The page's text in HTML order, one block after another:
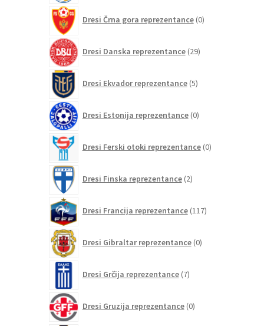
Dresi Črna gora reprezentance 0izdelkov
Dresi Danska reprezentance 29izdelkov
Dresi Ekvador reprezentance 5izdelkov
Dresi Estonija reprezentance 0izdelkov
Dresi Ferski otoki reprezentance 0izdelkov
Dresi Finska reprezentance 2izdelka
Dresi Francija reprezentance 117izdelkov
Dresi Gibraltar reprezentance 0izdelkov
Dresi Grčija reprezentance 7izdelkov
Dresi Gruzija reprezentance 0izdelkov